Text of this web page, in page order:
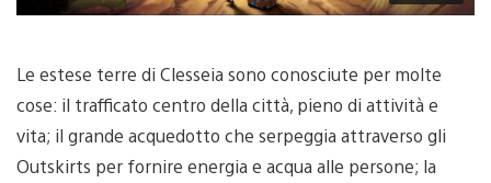
Le estese terre di Clesseia sono conosciute per molte
cose: il trafficato centro della città, pieno di attività e
vita; il grande acquedotto che serpeggia attraverso gli
Outskirts per fornire energia e acqua alle persone; la